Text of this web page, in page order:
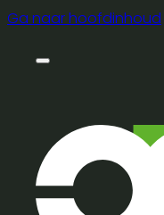
Ga naar hoofdinhoud